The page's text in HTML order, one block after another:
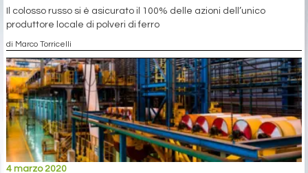
Il colosso russo si è asicurato il 100% delle azioni dell’unico
produttore locale di polveri di ferro
di Marco Torricelli
4 marzo 2020